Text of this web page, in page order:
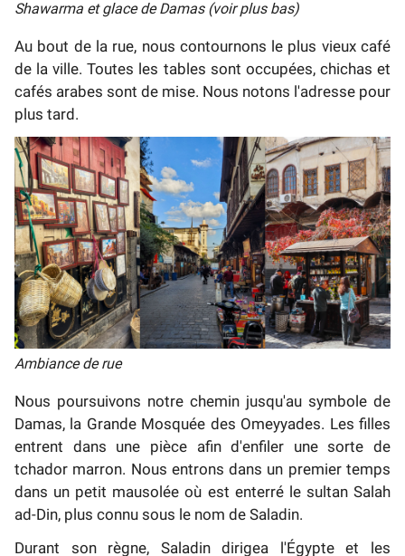
Shawarma et glace de Damas (voir plus bas)
Au bout de la rue, nous contournons le plus vieux café
de la ville. Toutes les tables sont occupées, chichas et
cafés arabes sont de mise. Nous notons l'adresse pour
plus tard.
Ambiance de rue
Nous poursuivons notre chemin jusqu'au symbole de
Damas, la Grande Mosquée des Omeyyades. Les filles
entrent dans une pièce afin d'enfiler une sorte de
tchador marron. Nous entrons dans un premier temps
dans un petit mausolée où est enterré le sultan Salah
ad-Din, plus connu sous le nom de Saladin.
Durant son règne, Saladin dirigea l'Égypte et les